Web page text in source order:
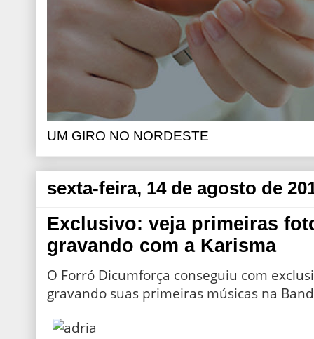
UM GIRO NO NORDESTE
sexta-feira, 14 de agosto de
Exclusivo: veja primeiras
gravando com a Karisma
O Forró Dicumforça conseguiu com
gravando suas primeiras músicas na